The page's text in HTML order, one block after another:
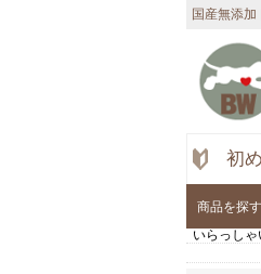
国産無添
初
商品を探す
いらっし